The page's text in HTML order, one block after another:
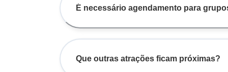
É necessário agendamento para
Que outras atrações ficam próximas?